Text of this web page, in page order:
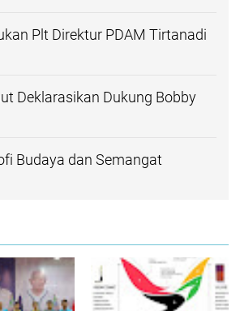
Plt Direktur PDAM Tirtanadi
Deklarasikan Dukung Bobby
Budaya dan Semangat